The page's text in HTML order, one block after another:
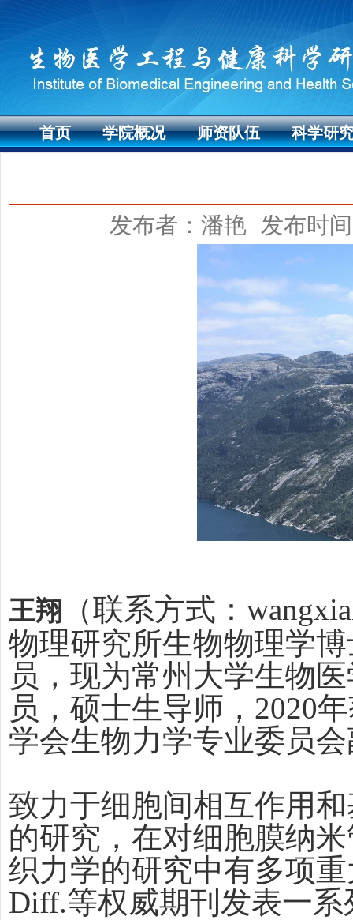
首页 学院概况 师资队伍 科学研
发布者：潘艳 发布时
王翔 （联系方式：
物理研究所生物物理学
员，现为常州大学生物
员，硕士生导师， 2020
学会生物力学专业委员
致力于细胞间相互作用
的研究，在对细胞膜纳
织力学的研究中有多项
Diff.等权威期刊发表一系